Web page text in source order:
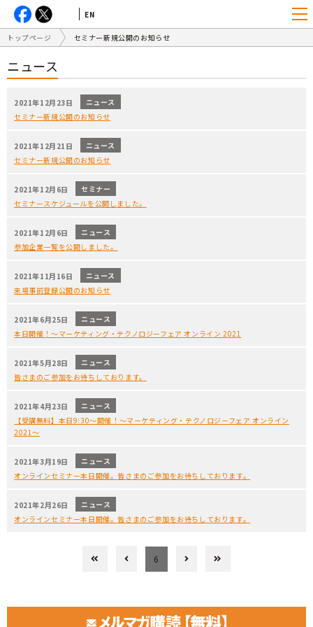
EN
トップページ セミナー新規公開のお知らせ
ニュース
2021年12月23日
ニュース
セミナー新規公開のお知らせ
2021年12月21日
ニュース
セミナー新規公開のお知らせ
2021年12月6日
セミナー
セミナースケジュールを公開しました。
2021年12月6日
ニュース
参加企業一覧を公開しました。
2021年11月16日
ニュース
来場事前登録公開のお知らせ
2021年6月25日
ニュース
本日開催！～マーケティング・テクノロジーフェア オンライン 2021
2021年5月28日
ニュース
皆さまのご参加をお待ちしております。
2021年4月23日
ニュース
【受講無料】本日9:30～開催！～マーケティング・テクノロジーフェア オンライン
2021～
2021年3月19日
ニュース
オンラインセミナー本日開催。皆さまのご参加をお待ちしております。
2021年2月26日
ニュース
オンラインセミナー本日開催。皆さまのご参加をお待ちしております。
6